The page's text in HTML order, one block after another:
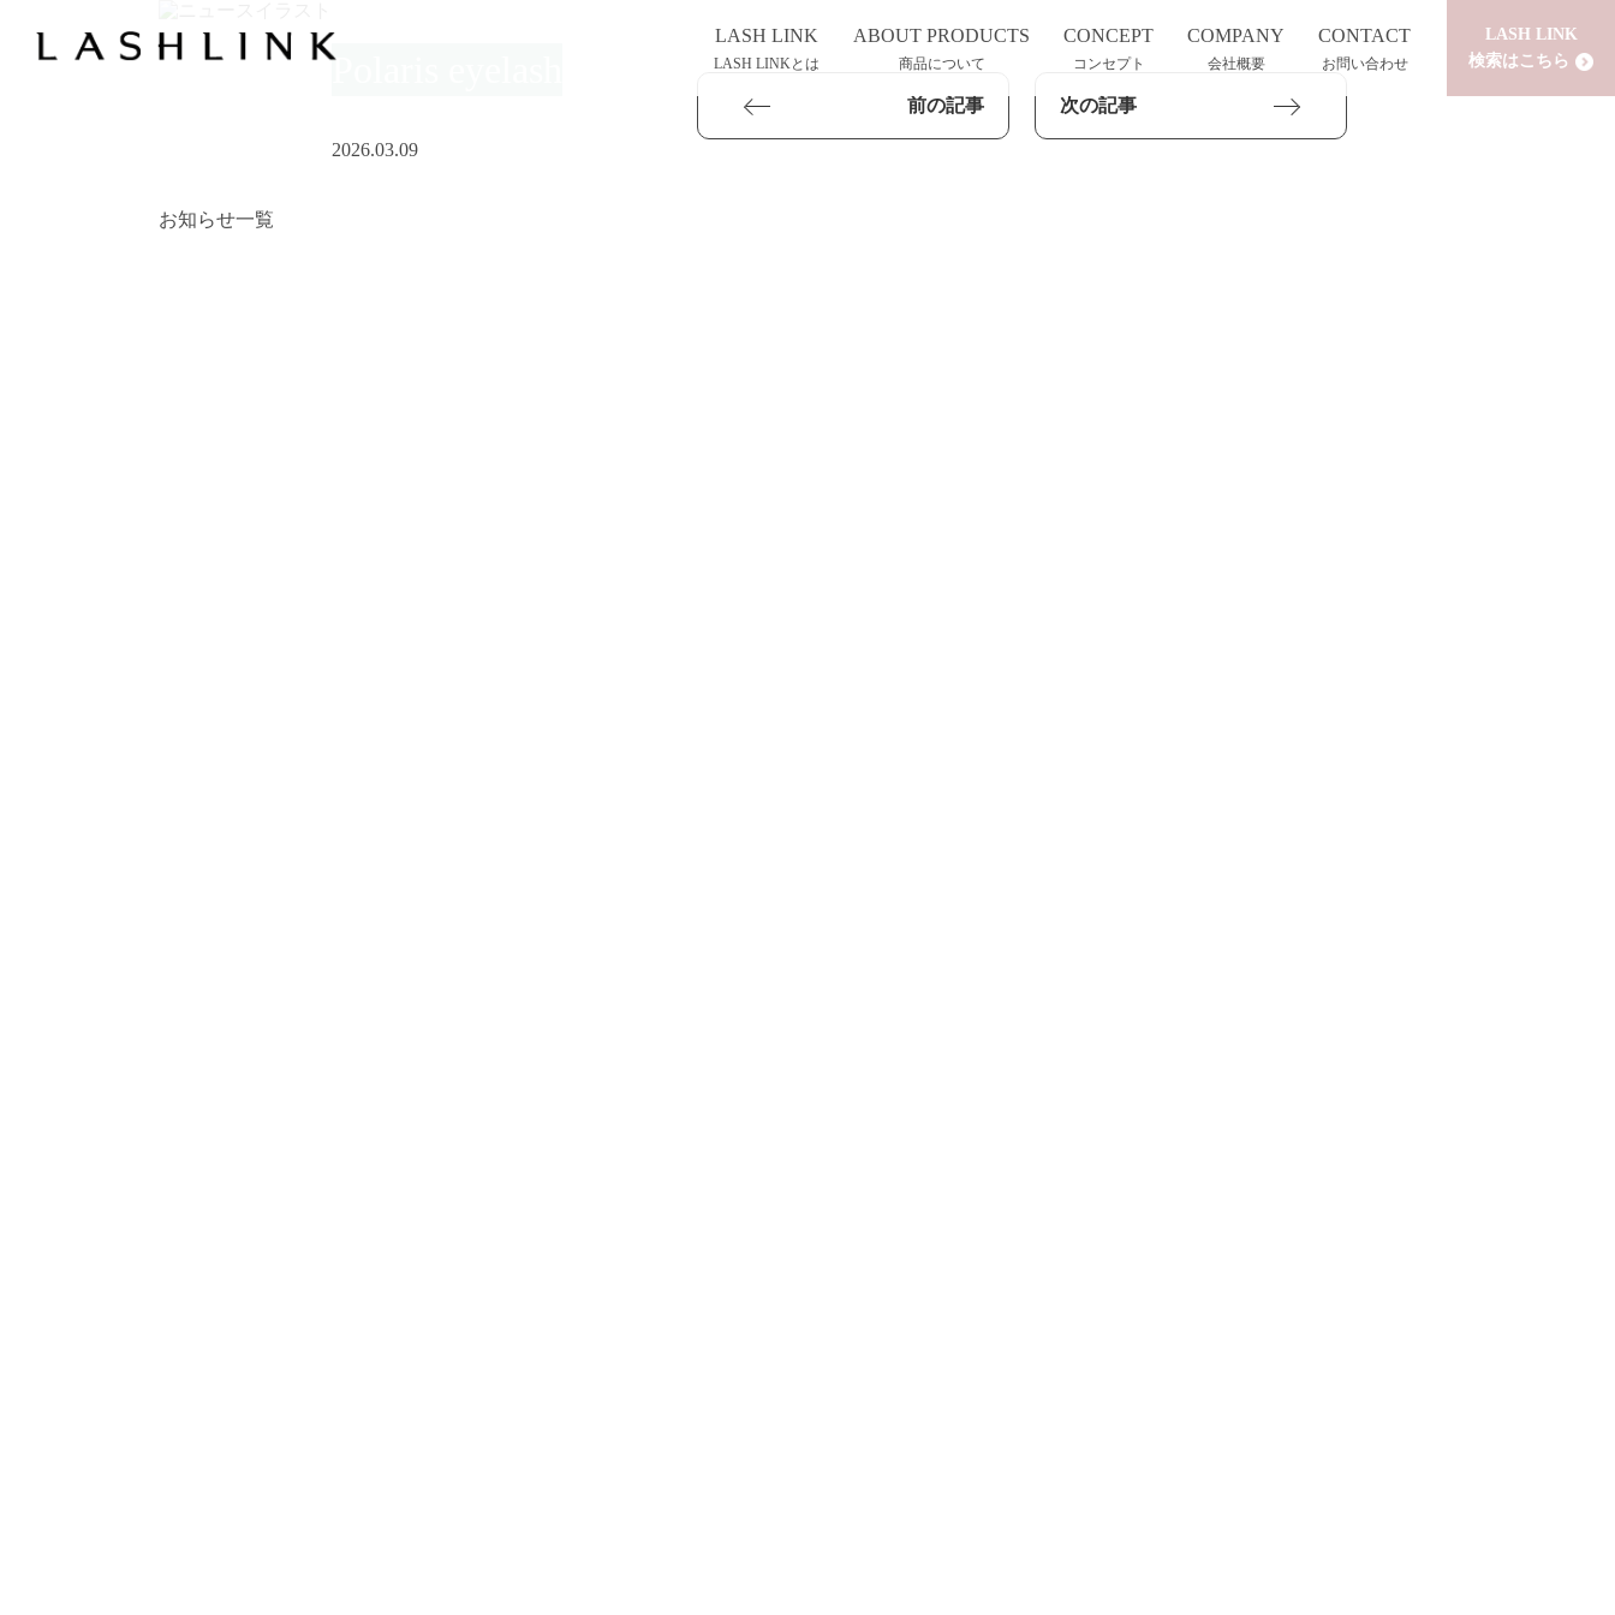
LASH LINK
LASH LINKとは
ABOUT PRODUCTS
商品について
CONCEPT
コンセプト
COMPANY
会社概要
CONTACT
お問い合わせ
LASH LINK
検索はこちら
Polaris eyelash
2026.03.09
前の記事 次の記事
お知らせ一覧